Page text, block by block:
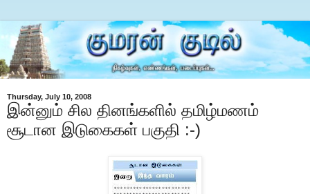
Thursday, July 10, 2008
இன்னும் சில தினங்களில் தமிழ்மணம்
சூடான இடுகைகள் பகுதி :-)